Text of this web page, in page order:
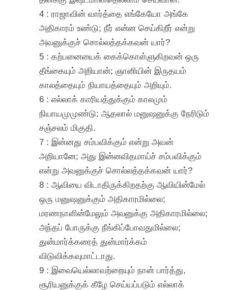
4 : ராஜாவின் வார்த்தை எங்கேயோ அங்கே
அதிகாரம் உண்டு; நீர் என்ன செய்கிறீர் என்று
அவனுக்குச் சொல்லத்தக்கவன் யார்?
5 : கற்பனையைக் கைக்கொள்ளுகிறவன் ஒரு
தீங்கையும் அறியான்; ஞானியின் இருதயம்
காலத்தையும் நியாயத்தையும் அறியும்.
6 : எல்லாக் காரியத்துக்கும் காலமும்
நியாயமுமுண்டு; ஆதலால் மனுஷனுக்கு நேரிடும்
சஞ்சலம் மிகுதி.
7 : இன்னது சம்பவிக்கும் என்று அவன்
அறியானே; அது இன்னவிதமாய்ச் சம்பவிக்கும்
என்று அவனுக்குச் சொல்லத்தக்கவன் யார்?
8 : ஆவியை விடாதிருக்கிறதற்கு ஆவியின்மேல்
ஒரு மனுஷனுக்கும் அதிகாரமில்லை;
மரணநாளின்மேலும் அவனுக்கு அதிகாரமில்லை;
அந்தப் போருக்கு நீங்கிப்போவதுமில்லை;
துன்மார்க்கரைத் துன்மார்க்கம்
விடுவிக்கவுமாட்டாது.
9 : இவையெல்லாவற்றையும் நான் பார்த்து,
சூரியனுக்குக் கீழே செய்யப்படும் எல்லாக்